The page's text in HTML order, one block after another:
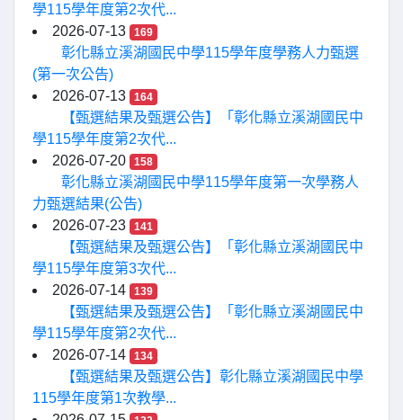
學115學年度第2次代...
2026-07-13
169
彰化縣立溪湖國民中學115學年度學務人力甄選
(第一次公告)
2026-07-13
164
【甄選結果及甄選公告】「彰化縣立溪湖國民中
學115學年度第2次代...
2026-07-20
158
彰化縣立溪湖國民中學115學年度第一次學務人
力甄選結果(公告)
2026-07-23
141
【甄選結果及甄選公告】「彰化縣立溪湖國民中
學115學年度第3次代...
2026-07-14
139
【甄選結果及甄選公告】「彰化縣立溪湖國民中
學115學年度第2次代...
2026-07-14
134
【甄選結果及甄選公告】彰化縣立溪湖國民中學
115學年度第1次教學...